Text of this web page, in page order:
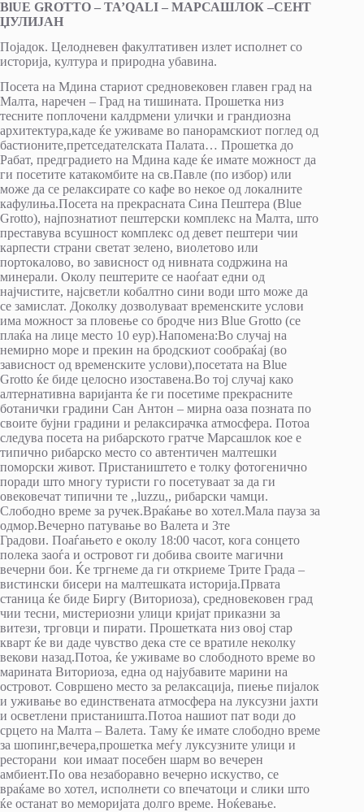
BlUE GROTTO – TA’QАLI – МАРСАШЛОК –СЕНТ
ЏУЛИЈАН
Појадок. Целодневен факултативен излет исполнет со
историја, култура и природна убавина.
Посета на Мдина стариот средновековен главен град на
Малта, наречен – Град на тишината. Прошетка низ
тесните поплочени калдрмени улички и грандиозна
архитектура,каде ќе уживаме во панорамскиот поглед од
бастионите,претседателската Палата… Прошетка до
Рабат, предградието на Мдина каде ќе имате можност да
ги посетите катакомбите на св.Павле (по избор) или
може да се релаксирате со кафе во некое од локалните
кафулиња.Посета на прекрасната Сина Пештера (Blue
Grottо), најпознатиот пештерски комплекс на Малта, што
преставува всушност комплекс од девет пештери чии
карпести страни светат зелено, виолетово или
портокалово, во зависност од нивната содржина на
минерали. Околу пештерите се наоѓаат едни од
најчистите, најсветли кобалтно сини води што може да
се замислат. Доколку дозволуваат временските услови
има можност за пловење со бродче низ Blue Grottо (се
плаќа на лице место 10 еур).Напомена:Во случај на
немирно море и прекин на бродскиот сообраќај (во
зависност од временските услови),посетата на Blue
Grotto ќе биде целосно изоставена.Во тој случај како
алтернативна варијанта ќе ги посетиме прекрасните
ботанички градини Сан Антон – мирна оаза позната по
своите бујни градини и релаксирачка атмосфера. Потоа
следува посета на рибарското гратче Марсашлок кое е
типично рибарско место со автентичен малтешки
поморски живот. Пристаништето е толку фотогенично
поради што многу туристи го посетуваат за да ги
овековечат типични те ,,luzzu,, рибарски чамци.
Слободно време за ручек.Враќање во хотел.Мала пауза за
одмор.Вечерно патување во Валета и 3те
Градови. Поаѓањето е околу 18:00 часот, кога сонцето
полека заоѓа и островот ги добива своите магични
вечерни бои. Ќе тргнеме да ги откриеме Трите Града –
вистински бисери на малтешката историја.Првата
станица ќе биде Биргу (Виториоза), средновековен град
чии тесни, мистериозни улици кријат приказни за
витези, трговци и пирати. Прошетката низ овој стар
кварт ќе ви даде чувство дека сте се вратиле неколку
векови назад.Потоа, ќе уживаме во слободното време во
марината Виториоза, една од најубавите марини на
островот. Совршено место за релаксација, пиење пијалок
и уживање во единствената атмосфера на луксузни јахти
и осветлени пристаништа.Потоа нашиот пат води до
срцето на Малта – Валета. Таму ќе имате слободно време
за шопинг,вечера,прошетка меѓу луксузните улици и
ресторани кои имаат посебен шарм во вечерен
амбиент.По ова незаборавно вечерно искуство, се
враќаме во хотел, исполнети со впечатоци и слики што
ќе останат во меморијата долго време. Ноќевање.